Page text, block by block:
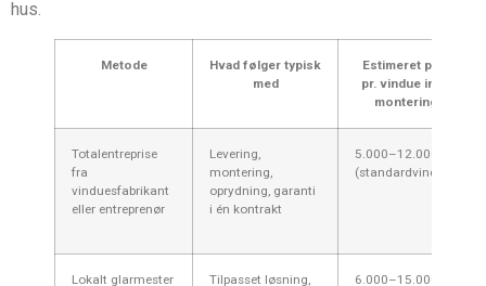
hus.
Metode
Hvad følger typisk
med
Estimeret pris
pr. vindue inkl.
montering
Totalentreprise
fra
vinduesfabrikant
eller entreprenør
Levering,
montering,
oprydning, garanti
i én kontrakt
5.000–12.000 kr.
(standardvindue)
Lokalt glarmester
Tilpasset løsning,
6.000–15.000 kr.